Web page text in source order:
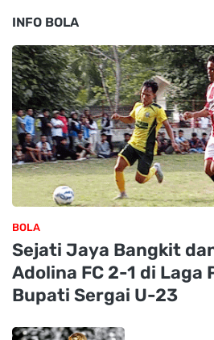
INFO BOLA
BOLA
Sejati Jaya Bangkit
Adolina FC 2-1 di Laga
Bupati Sergai U-23